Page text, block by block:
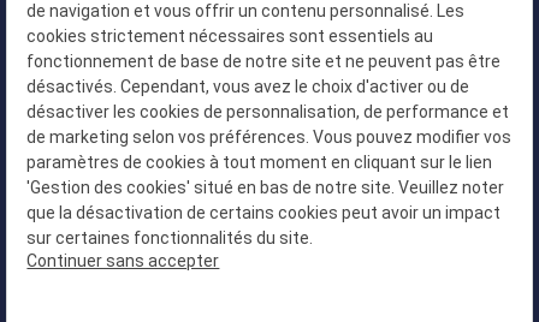
04 13 68 49 07
31 Rue de Paris, 06000 NICE
de navigation et vous offrir un contenu personnalisé. Les
cookies strictement nécessaires sont essentiels au
fonctionnement de base de notre site et ne peuvent pas être
désactivés. Cependant, vous avez le choix d'activer ou de
désactiver les cookies de personnalisation, de performance et
de marketing selon vos préférences. Vous pouvez modifier vos
paramètres de cookies à tout moment en cliquant sur le lien
'Gestion des cookies' situé en bas de notre site. Veuillez noter
que la désactivation de certains cookies peut avoir un impact
sur certaines fonctionnalités du site.
Continuer sans accepter